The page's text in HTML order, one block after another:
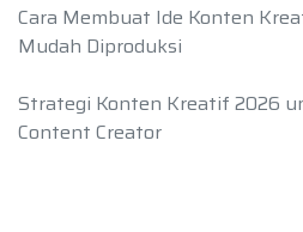
Cara Membuat Ide Konten
Mudah Diproduksi
Strategi Konten Kreatif 2026
Content Creator